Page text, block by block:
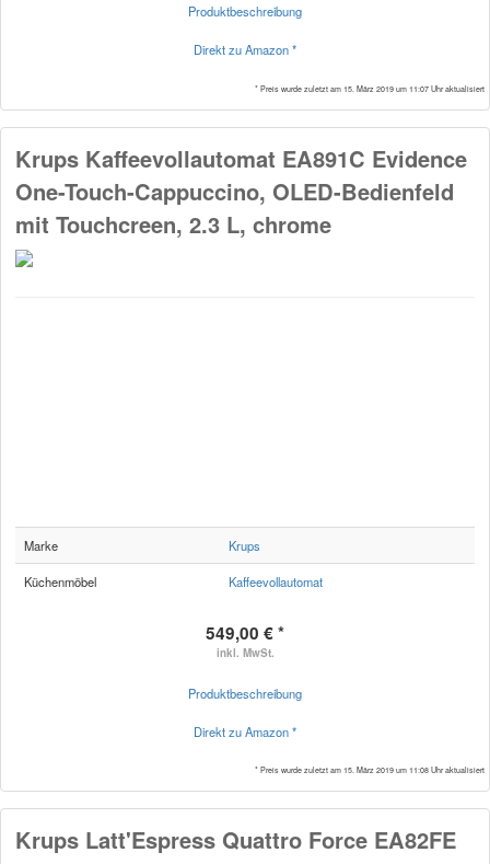
Produktbeschreibung
Direkt zu Amazon *
* Preis wurde zuletzt am 15. März 2019 um 11:07 Uhr aktualisiert
Krups Kaffeevollautomat EA891C Evidence
One-Touch-Cappuccino, OLED-Bedienfeld
mit Touchcreen, 2.3 L, chrome
Marke Krups
Küchenmöbel Kaffeevollautomat
549,00 € *
inkl. MwSt.
Produktbeschreibung
Direkt zu Amazon *
* Preis wurde zuletzt am 15. März 2019 um 11:08 Uhr aktualisiert
Krups Latt'Espress Quattro Force EA82FE